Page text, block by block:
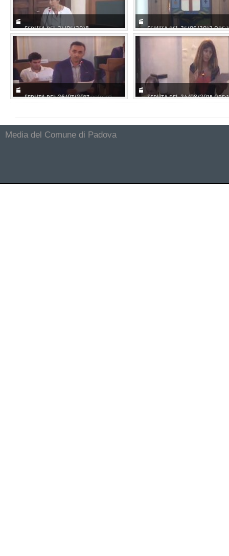
SEDUTA DEL 21/05/2018 SEDUTA DEL 25/06/2012
SEDUTA DEL 26/07/2017 SEDUTA DEL 24/08/2015
Media del Comune di Padova